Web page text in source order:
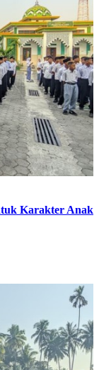
Karakter Anak